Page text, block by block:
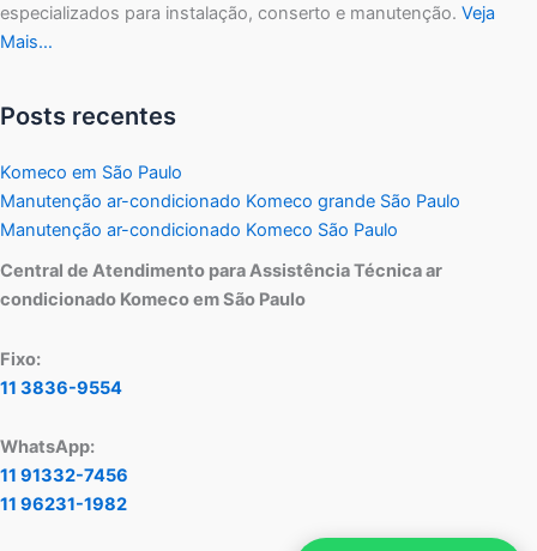
especializados para instalação, conserto e manutenção. Veja
Mais…
Posts recentes
Komeco em São Paulo
Manutenção ar-condicionado Komeco grande São Paulo
Manutenção ar-condicionado Komeco São Paulo
Central de Atendimento para Assistência Técnica ar
condicionado Komeco em São Paulo
Fixo:
11 3836-9554
WhatsApp:
11 91332-7456
11 96231-1982